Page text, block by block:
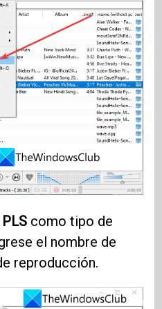
PLS como tipo de
el nombre de
reproducción.